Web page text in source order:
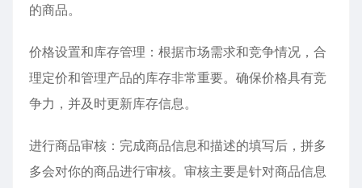
的商品。
价格设置和库存管理：根据市场需求和竞争情况，合
理定价和管理产品的库存非常重要。确保价格具有竞
争力，并及时更新库存信息。
进行商品审核：完成商品信息和描述的填写后，拼多
多会对你的商品进行审核。审核主要是针对商品信息